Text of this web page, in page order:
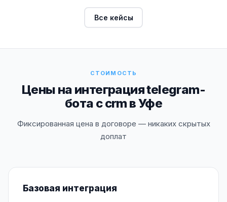
Все кейсы
СТОИМОСТЬ
Цены на интеграция telegram-
бота с crm в Уфе
Фиксированная цена в договоре — никаких скрытых
доплат
Базовая интеграция